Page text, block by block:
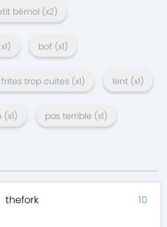
bémol (x2)
1) bof (x1)
frites trop cuites (x1) lent (x1)
(x1) pas terrible (x1)
thefork 10